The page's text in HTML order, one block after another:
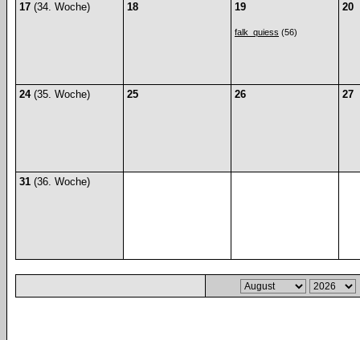
17 (34. Woche) 18 19
falk_quiess (56)
20
24(35. Woche) 25 26 27
31 (36. Woche)